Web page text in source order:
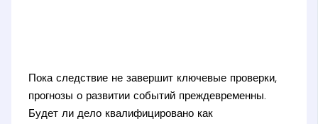
Пока следствие не завершит ключевые проверки,
прогнозы о развитии событий преждевременны.
Будет ли дело квалифицировано как